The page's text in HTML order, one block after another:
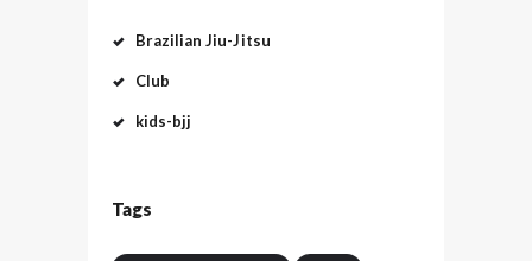
Brazilian Jiu-Jitsu
Club
kids-bjj
Tags